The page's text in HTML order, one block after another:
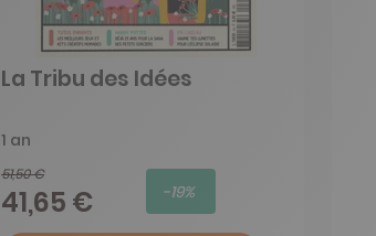
La Tribu des Idées
1 an
51,50 €
41,65 € -19%